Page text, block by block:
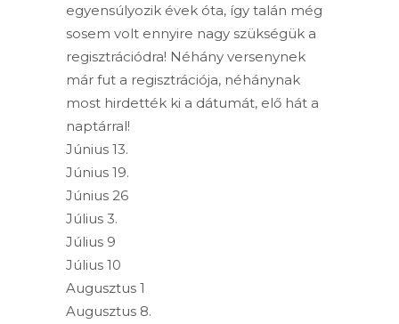
egyensúlyozik évek óta, így talán még
sosem volt ennyire nagy szükségük a
regisztrációdra! Néhány versenynek
már fut a regisztrációja, néhánynak
most hirdették ki a dátumát, elő hát a
naptárral!
Június 13.
Június 19.
Június 26
Július 3.
Július 9
Július 10
Augusztus 1
Augusztus 8.